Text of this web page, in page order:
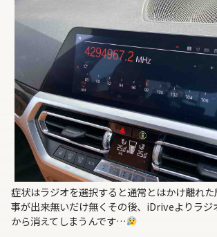
症状はラジオを選択すると通常とはかけ離れた
事が出来無いだけ無くその後、iDriveよりラジ
から消えてしまうんです…